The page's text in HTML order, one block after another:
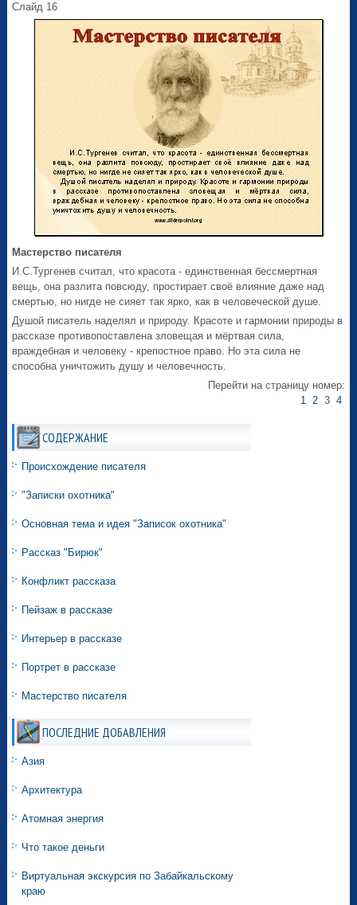
Слайд 16
Мастерство писателя
И.С.Тургенев считал, что красота - единственная бессмертная
вещь, она разлита повсюду, простирает своё влияние даже над
смертью, но нигде не сияет так ярко, как в человеческой душе.
Душой писатель наделял и природу. Красоте и гармонии природы в
рассказе противопоставлена зловещая и мёртвая сила,
враждебная и человеку - крепостное право. Но эта сила не
способна уничтожить душу и человечность.
Перейти на страницу номер:
1 23 4
СОДЕРЖАНИЕ
Происхождение писателя
"Записки охотника"
Основная тема и идея "Записок охотника"
Рассказ "Бирюк"
Конфликт рассказа
Пейзаж в рассказе
Интерьер в рассказе
Портрет в рассказе
Мастерство писателя
ПОСЛЕДНИЕ ДОБАВЛЕНИЯ
Азия
Архитектура
Атомная энергия
Что такое деньги
Виртуальная экскурсия по Забайкальскому
краю